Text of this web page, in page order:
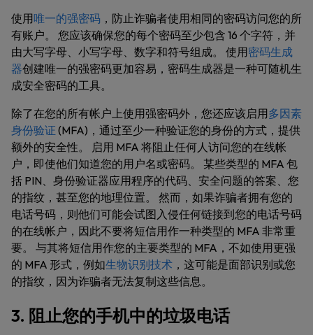
使用唯一的强密码 ，防止诈骗者使用相同的密码访问您的所
有账户。 您应该确保您的每个密码至少包含 16 个字符，并
由大写字母、小写字母、数字和符号组成。 使用密码生成
器创建唯一的强密码更加容易，密码生成器是一种可随机生
成安全密码的工具。
除了在您的所有帐户上使用强密码外，您还应该启用多因素
身份验证 (MFA)，通过至少一种验证您的身份的方式，提供
额外的安全性。 启用 MFA 将阻止任何人访问您的在线帐
户，即使他们知道您的用户名或密码。 某些类型的 MFA 包
括 PIN、身份验证器应用程序的代码、安全问题的答案、您
的指纹，甚至您的地理位置。 然而，如果诈骗者拥有您的
电话号码，则他们可能会试图入侵任何链接到您的电话号码
的在线帐户，因此不要将短信用作一种类型的 MFA 非常重
要。 与其将短信用作您的主要类型的 MFA，不如使用更强
的 MFA 形式，例如生物识别技术 ，这可能是面部识别或您
的指纹，因为诈骗者无法复制这些信息。
3. 阻止您的手机中的垃圾电话